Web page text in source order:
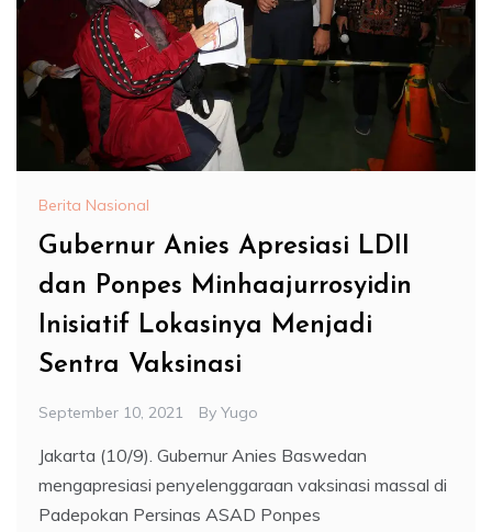
Berita Nasional
Gubernur Anies Apresiasi LDII
dan Ponpes Minhaajurrosyidin
Inisiatif Lokasinya Menjadi
Sentra Vaksinasi
September 10, 2021 By Yugo
Jakarta (10/9). Gubernur Anies Baswedan
mengapresiasi penyelenggaraan vaksinasi massal di
Padepokan Persinas ASAD Ponpes